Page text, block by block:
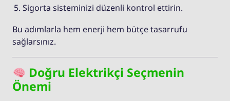
Sigorta sisteminizi düzenli kontrol ettirin.
Bu adımlarla hem enerji hem bütçe tasarrufu
sağlarsınız.
Doğru Elektrikçi Seçmenin
Önemi